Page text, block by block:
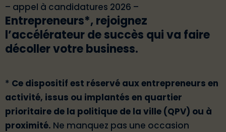
– appel à candidatures 2026 –
Entrepreneurs*, rejoignez
l’accélérateur de succès qui va faire
décoller votre business.
* Ce dispositif est réservé aux entrepreneurs en
activité, issus ou implantés en quartier
prioritaire de la politique de la ville (QPV) ou à
proximité. Ne manquez pas une occasion